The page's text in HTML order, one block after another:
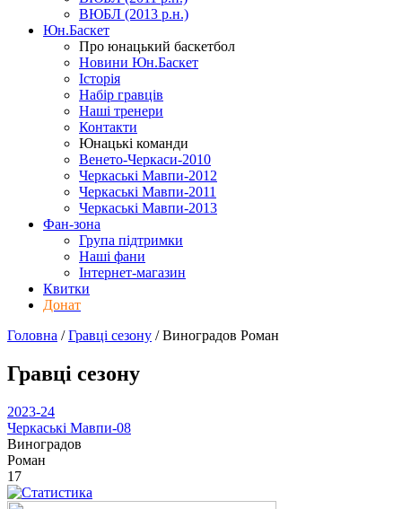
ВЮБЛ (2013 р.н.)
Юн.Баскет
Про юнацький баскетбол
Новини Юн.Баскет
Історія
Набір гравців
Наші тренери
Контакти
Юнацькі команди
Венето-Черкаси-2010
Черкаські Мавпи-2012
Черкаські Мавпи-2011
Черкаські Мавпи-2013
Фан-зона
Група підтримки
Наші фани
Інтернет-магазин
Квитки
Донат
Головна /Гравці сезону /Виноградов Роман
Гравці сезону
2023-24
Черкаські Мавпи-08
Виноградов
Роман
17